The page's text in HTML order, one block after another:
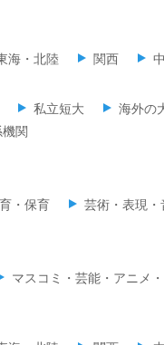
海・北陸 関西
私立短大 海外の
関
・保育 芸術・表現・
マスコミ・芸能・アニメ